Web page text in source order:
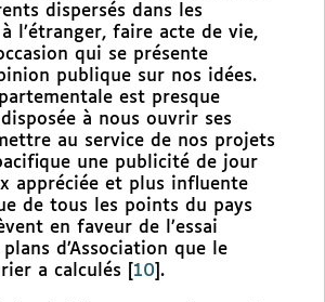
dispersés dans les
l’étranger, faire acte de vie,
qui se présente
publique sur nos idées.
est presque
à nous ouvrir ses
au service de nos projets
une publicité de jour
appréciée et plus influente
de tous les points du pays
en faveur de l’essai
d’Association que le
a calculés
10 .